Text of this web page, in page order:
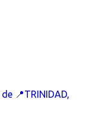
📍TRINIDAD,